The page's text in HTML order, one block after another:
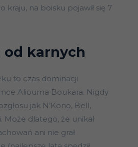
kraju, na boisku pojawił się 7
od karnych
to czas dominacji
Aliouma Boukara. Nigdy
jak N’Kono, Bell,
Może dlatego, że unikał
ani nie grał